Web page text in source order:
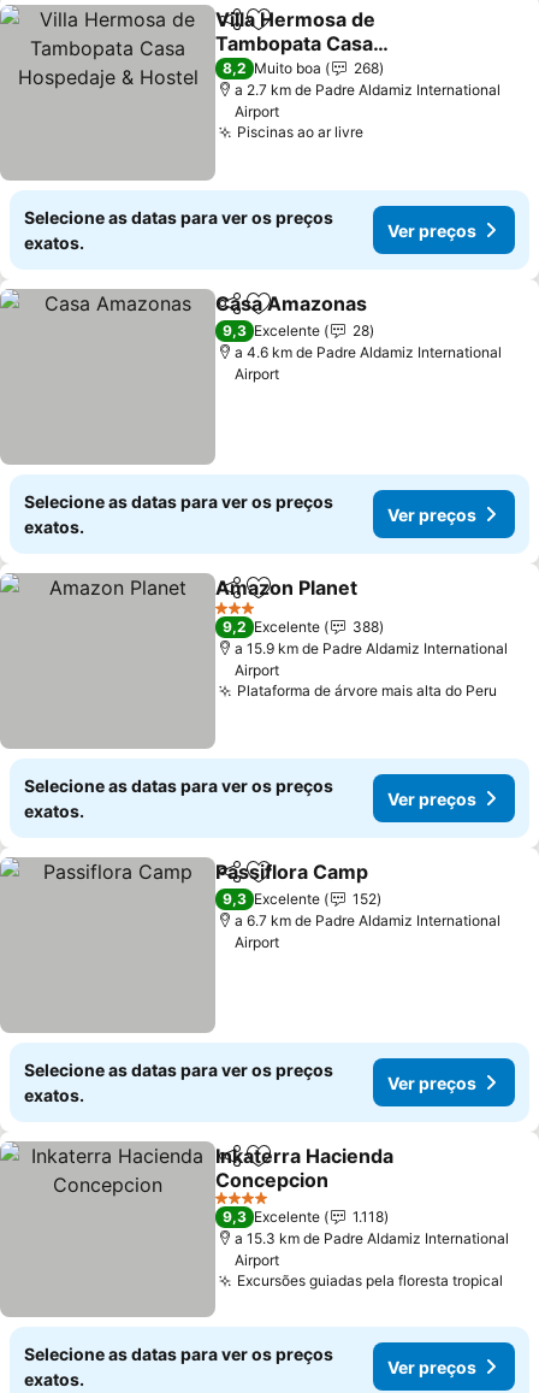
PartilharAdicionar aos favoritos
Villa Hermosa de
Tambopata Casa
Hospedaje & Hostel
Ver preços
8,2 Muito boa
268
a 2.7 km de Padre Aldamiz International
Airport
Piscinas ao ar livreVer preços
Selecione as datas para ver os preços
exatos.
Ver preços
PartilharAdicionar aos favoritos
Casa Amazonas
9,3 Excelente
28
a 4.6 km de Padre Aldamiz International
Airport
Selecione as datas para ver os preços
exatos.
Ver preços
PartilharAdicionar aos favoritos
Amazon Planet
3 Estrelas
9,2 Excelente
388
a 15.9 km de Padre Aldamiz International
Airport
Plataforma de árvore mais alta do Peru
Selecione as datas para ver os preços
exatos.
Ver preços
PartilharAdicionar aos favoritos
Passiflora Camp
9,3 Excelente
152
a 6.7 km de Padre Aldamiz International
Airport
Selecione as datas para ver os preços
exatos.
Ver preços
PartilharAdicionar aos favoritos
Inkaterra Hacienda
Concepcion
Ver preços
4 Estrelas
9,3 Excelente
1.118
a 15.3 km de Padre Aldamiz International
Airport
Excursões guiadas pela floresta tropical
Selecione as datas para ver os preços
exatos.
Ver preços